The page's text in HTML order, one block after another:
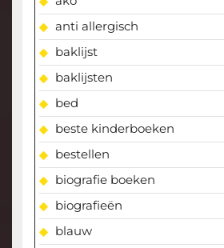
anti allergisch
baklijst
baklijsten
bed
beste kinderboeken
bestellen
biografie boeken
biografieën
blauw